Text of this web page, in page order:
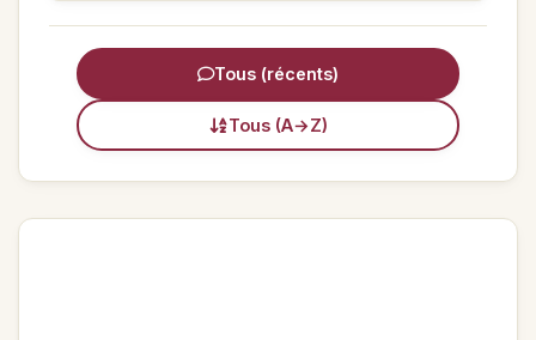
Tous (récents)
Tous (A→Z)